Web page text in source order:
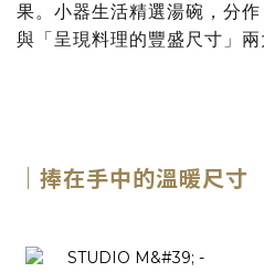
果。小器生活精選湯碗，分作
與「呈現料理的豐盛尺寸」
｜捧在手中的溫暖尺寸